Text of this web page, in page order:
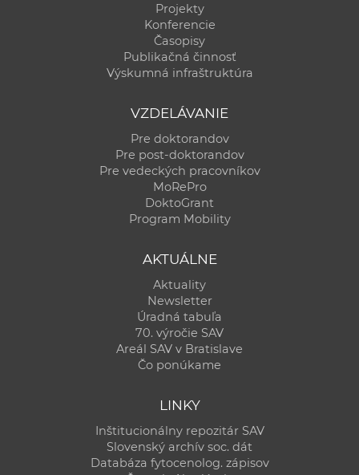
Projekty
Konferencie
Časopisy
Publikačná činnosť
Výskumná infraštruktúra
VZDELÁVANIE
Pre doktorandov
Pre post-doktorandov
Pre vedeckých pracovníkov
MoRePro
DoktoGrant
Program Mobility
AKTUÁLNE
Aktuality
Newsletter
Úradná tabuľa
70. výročie SAV
Areál SAV v Bratislave
Čo ponúkame
LINKY
Inštitucionálny repozitár SAV
Slovenský archív soc. dát
Databáza fytocenolog. zápisov